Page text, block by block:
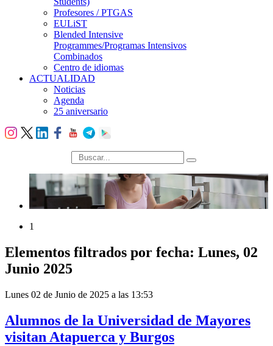
Profesores / PTGAS
EULiST
Blended Intensive
Programmes/Programas Intensivos
Combinados
Centro de idiomas
ACTUALIDAD
Noticias
Agenda
25 aniversario
búsqueda
1
Elementos filtrados por fecha: Lunes, 02
Junio 2025
Lunes 02 de Junio de 2025 a las 13:53
Alumnos de la Universidad de Mayores
visitan Atapuerca y Burgos